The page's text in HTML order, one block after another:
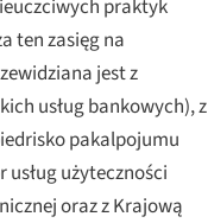
praktyk
ten zasięg na
jest z
usług bankowych), z
pakalpojumu
użyteczności
oraz z Krajową